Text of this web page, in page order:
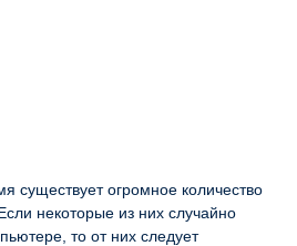
существует огромное количество
некоторые из них случайно
то от них следует